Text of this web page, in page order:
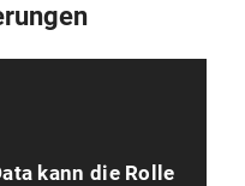
kann die Rolle